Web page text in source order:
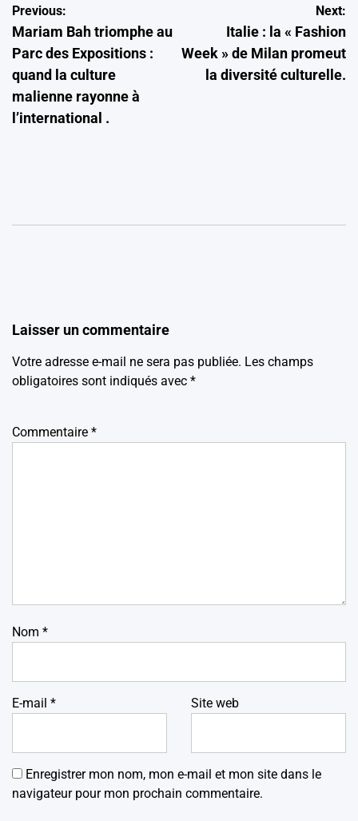
Navigation
de
l’article
Previous:
Mariam Bah triomphe au
Parc des Expositions :
quand la culture
malienne rayonne à
l’international .
Next:
Italie : la « Fashion
Week » de Milan promeut
la diversité culturelle.
Laisser un commentaire
Votre adresse e-mail ne sera pas publiée. Les champs
obligatoires sont indiqués avec *
Commentaire *
Nom *
E-mail * Site web
Enregistrer mon nom, mon e-mail et mon site dans le
navigateur pour mon prochain commentaire.